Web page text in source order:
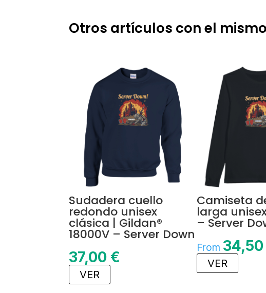
Otros artículos con el
Sudadera cuello
redondo unisex
clásica | Gildan®
18000V – Server Down
37,00€
VER
Camiseta
larga
– Server
From
VER